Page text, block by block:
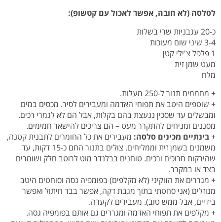
לסלסה (לא חובה, אפשר לאכול עם קטשופ):
כ-20 עגבניות שרי בשלות
3-4 שיני שום מעוכות
1 פלפל צ'ילי קטן
מעט שמן זית
מלח
+ מחממים תנור ל-250 מעלות.
+ שוטפים היטב את תפוחי האדמה ומעבירים לסיר. מכסים במים
ומבשלים עד שסכין ננעצת בהם בקלות, אבל הם לא לגמרי רכים.
מסננים ומניחים להתקרר מעט – הם צריכים להישאר חמימים.
+בינתיים מכינים סלסה: מעבירים את כל החומרים לתבנית קטנה,
משמנים בשמן זית וממליחים. צולים בתנור החם כ-15 דקות, עד
שהירקות חרוכים ורכים. טוחנים בבלנדר מוט לרוטב חלק ושומרים
בצד או במקרר.
+ מגררים את הזוקיני (לא מקלפים) בפומפיה גסה וסוחטים היטב
מנוזלים (אני סחטתי בתוך מגבת דקה, אפשר בבד חיתול ואפשר
בידיים, אבל ממש טוב). מעבירים לקערה.
+ מקלפים את תפוחי האדמה ומגררים גם אותם בפומפיה גסה.